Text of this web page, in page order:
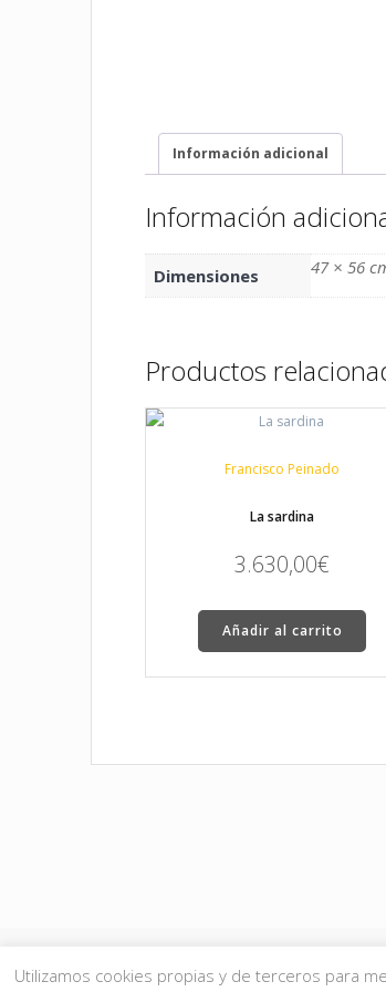
Información adicional
Información
Dimensiones 47 × 56
Productos
Francisco Peinado
La sardina
3.630,00€
Añadir al carrito
© 2026
Utilizamos cookies propias y de terceros para